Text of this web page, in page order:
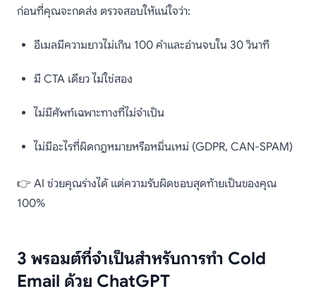
ก่อนที่คุณจะกดส่ง ตรวจสอบให้แน่ใจว่า:
อีเมลมีความยาวไม่เกิน 100 คำและอ่านจบใน 30 วินาที
มี CTA เดียว ไม่ใช่สอง
ไม่มีศัพท์เฉพาะทางที่ไม่จำเป็น
ไม่มีอะไรที่ผิดกฎหมายหรือหมิ่นเหม่ (GDPR, CAN-SPAM)
👉 AI ช่วยคุณร่างได้ แต่ความรับผิดชอบสุดท้ายเป็นของคุณ
100%
3 พรอมต์ที่จำเป็นสำหรับการทำ Cold
Email ด้วย ChatGPT